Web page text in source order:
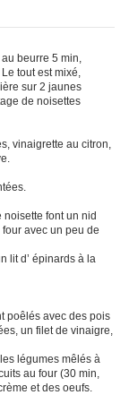
beurre 5 min,
tout est mixé,
sur 2 jaunes
de noisettes
vinaigrette au citron,
font un nid
avec un peu de
lit d’ épinards à la
poêlés avec des pois
un filet de vinaigre,
légumes mêlés à
au four (30 min,
et des oeufs.